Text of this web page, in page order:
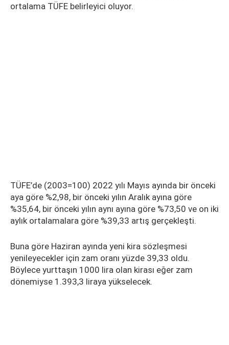
ortalama TÜFE belirleyici oluyor.
TÜFE’de (2003=100) 2022 yılı Mayıs ayında bir önceki
aya göre %2,98, bir önceki yılın Aralık ayına göre
%35,64, bir önceki yılın aynı ayına göre %73,50 ve on iki
aylık ortalamalara göre %39,33 artış gerçekleşti.
Buna göre Haziran ayında yeni kira sözleşmesi
yenileyecekler için zam oranı yüzde 39,33 oldu.
Böylece yurttaşın 1000 lira olan kirası eğer zam
dönemiyse 1.393,3 liraya yükselecek.